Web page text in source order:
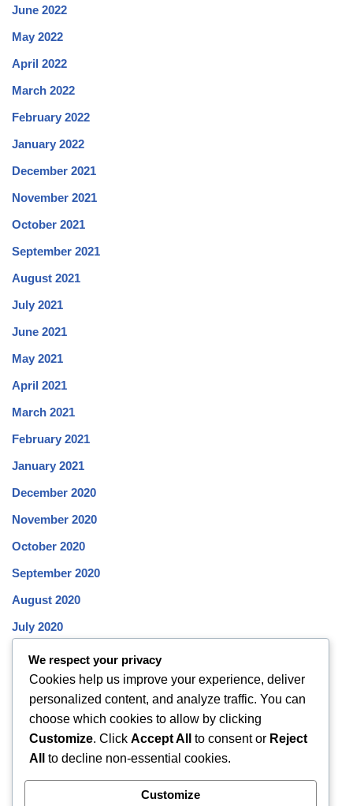
June 2022
May 2022
April 2022
March 2022
February 2022
January 2022
December 2021
November 2021
October 2021
September 2021
August 2021
July 2021
June 2021
May 2021
April 2021
March 2021
February 2021
January 2021
December 2020
November 2020
October 2020
September 2020
August 2020
July 2020
June 2020
May 2020
April 2020
March 2020
February 2020
We respect your privacy
Cookies help us improve your experience, deliver
personalized content, and analyze traffic. You can
choose which cookies to allow by clicking
Customize. Click Accept All to consent or Reject
All
to decline non-essential cookies.
Customize